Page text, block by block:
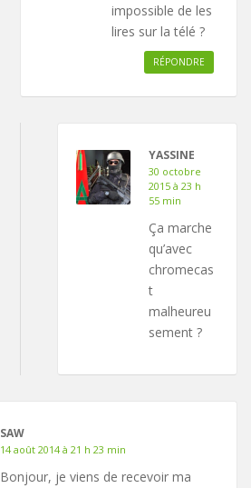
impossible de les
lires sur la télé ?
RÉPONDRE
YASSINE
30 octobre
2015 à 23 h
55 min
Ça marche
qu’avec
chromecas
t
malheureu
sement ?
SAW
14 août 2014 à 21 h 23 min
Bonjour, je viens de recevoir ma